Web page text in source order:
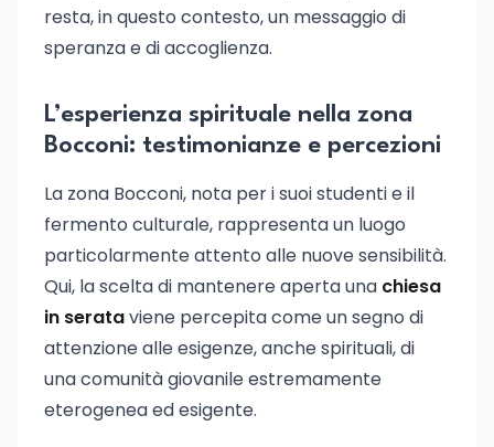
resta, in questo contesto, un messaggio di
speranza e di accoglienza.
L’esperienza spirituale nella zona
Bocconi: testimonianze e percezioni
La zona Bocconi, nota per i suoi studenti e il
fermento culturale, rappresenta un luogo
particolarmente attento alle nuove sensibilità.
Qui, la scelta di mantenere aperta una chiesa
in serataviene percepita come un segno di
attenzione alle esigenze, anche spirituali, di
una comunità giovanile estremamente
eterogenea ed esigente.